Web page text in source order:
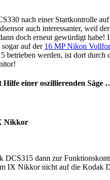
nach einer Startkontrolle
auch interessanter, weil
doch erneut gewürdigt
auf der 16 MP Nikon
betrieben werden, ist dort
Hilfe einer oszillierenden Säge
Nikkor
dann zur
IX Nikkor nicht auf die Kodak